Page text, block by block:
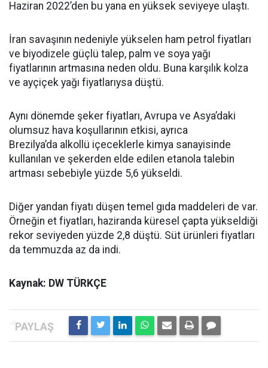
Haziran 2022’den bu yana en yüksek seviyeye ulaştı.
İran savaşının nedeniyle yükselen ham petrol fiyatları
ve biyodizele güçlü talep, palm ve soya yağı
fiyatlarının artmasına neden oldu. Buna karşılık kolza
ve ayçiçek yağı fiyatlarıysa düştü.
Aynı dönemde şeker fiyatları, Avrupa ve Asya’daki
olumsuz hava koşullarının etkisi, ayrıca
Brezilya’da alkollü içeceklerle kimya sanayisinde
kullanılan ve şekerden elde edilen etanola talebin
artması sebebiyle yüzde 5,6 yükseldi.
Diğer yandan fiyatı düşen temel gıda maddeleri de var.
Örneğin et fiyatları, haziranda küresel çapta yükseldiği
rekor seviyeden yüzde 2,8 düştü. Süt ürünleri fiyatları
da temmuzda az da indi.
Kaynak: DW TÜRKÇE